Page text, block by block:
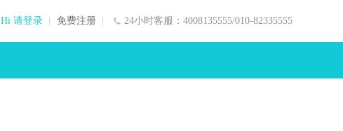
24小时客服：4008135555/010-82335555
Hi 请登录 免费注册